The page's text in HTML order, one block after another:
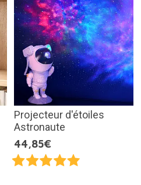
Projecteur d'étoiles
Astronaute
44,85€